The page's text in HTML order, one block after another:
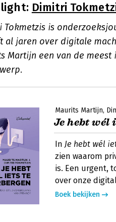
Dimitri
Tokmetzis is
al jaren over digitale
Martijn een van de
Maurits Martijn
Je hebt wél
In Je hebt wél
zien waarom
is. Een urgent,
over onze
Boek bekijken